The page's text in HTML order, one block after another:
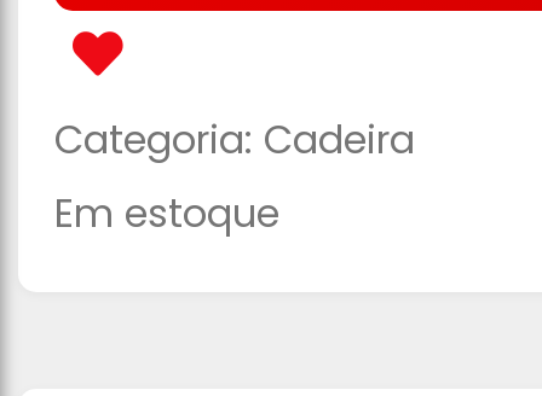
Categoria: Cadeira
Em estoque